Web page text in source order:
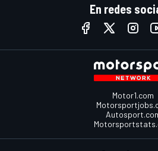
En redes
Motor1.com